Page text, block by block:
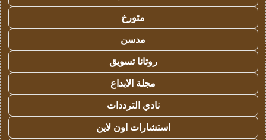
متورخ
مدسن
روتانا تسويق
مجلة الابداع
نادي الترددات
استشارات اون لاين